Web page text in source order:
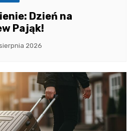
Dzień na
Pająk!
2026